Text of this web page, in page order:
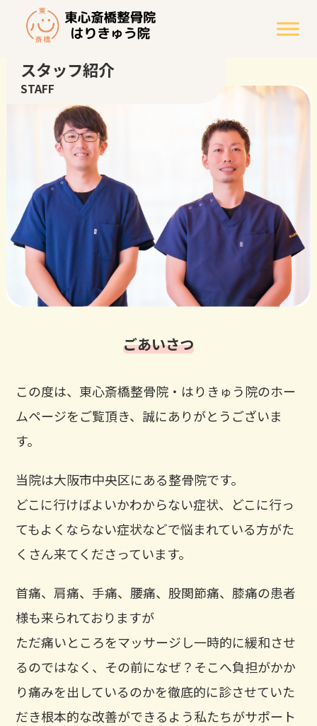
スタッフ紹介
STAFF
ごあいさつ
この度は、東心斎橋整骨院・はりきゅう院のホー
ムページをご覧頂き、誠にありがとうございま
す。
当院は大阪市中央区にある整骨院です。
どこに行けばよいかわからない症状、どこに行っ
てもよくならない症状などで悩まれている方がた
くさん来てくださっています。
首痛、肩痛、手痛、腰痛、股関節痛、膝痛の患者
様も来られておりますが
ただ痛いところをマッサージし一時的に緩和させ
るのではなく、その前になぜ？そこへ負担がかか
り痛みを出しているのかを徹底的に診させていた
だき根本的な改善ができるよう私たちがサポート